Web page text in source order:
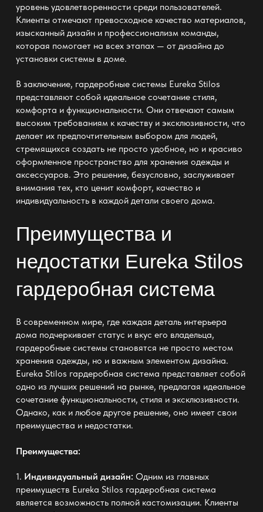
уровень удовлетворенности среди пользователей.
Клиенты отмечают превосходное качество материалов,
изысканный дизайн и профессионализм команды,
которая помогает на всех этапах — от дизайна до
установки системы в доме.
В заключение, гардеробные системы Eureka Stilos
представляют собой идеальное сочетание стиля,
комфорта и функциональности. Они отвечают самым
высоким требованиям к качеству и эксклюзивности, что
делает их предпочтительным выбором для людей,
стремящихся создать не просто удобное, но и красиво
оформленное пространство для хранения одежды и
аксессуаров. Это решение, безусловно, заслуживает
внимания тех, кто ценит комфорт, качество и
индивидуальность в каждой детали своего дома.
Преимущества и
недостатки Eureka Stilos
гардеробная система
В современном мире, где каждая деталь интерьера
дома подчеркивает статус и вкус его владельца,
гардеробные системы становятся не просто местом
хранения одежды, но и важным элементом дизайна.
Eureka Stilos гардеробная система представляет собой
одно из лучших решений на рынке, предлагая идеальное
сочетание функциональности, стиля и эксклюзивности.
Однако, как и любое другое решение, оно имеет свои
преимущества и недостатки.
Преимущества:
1. Индивидуальный дизайн: Одним из главных
преимуществ Eureka Stilos гардеробная система
является возможность полной кастомизации. Клиенты